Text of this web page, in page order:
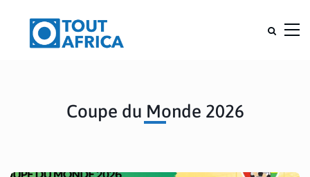
Coupe du Monde 2026